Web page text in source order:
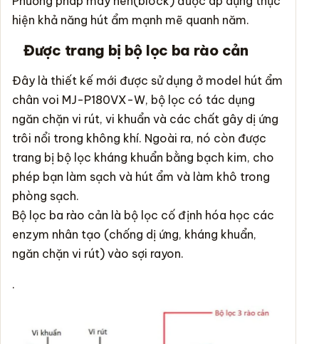
hiện khả năng hút ẩm mạnh mẽ quanh năm.
Được trang bị bộ lọc ba rào cản
Đây là thiết kế mới được sử dụng ở model hút ẩm
chân voi MJ-P180VX-W, bộ lọc có tác dụng
ngăn chặn vi rút, vi khuẩn và các chất gây dị ứng
trôi nổi trong không khí. Ngoài ra, nó còn được
trang bị bộ lọc kháng khuẩn bằng bạch kim, cho
phép bạn làm sạch và hút ẩm và làm khô trong
phòng sạch.
Bộ lọc ba rào cản là bộ lọc cố định hóa học các
enzym nhân tạo (chống dị ứng, kháng khuẩn,
ngăn chặn vi rút) vào sợi rayon.
.